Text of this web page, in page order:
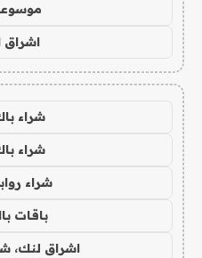
اشراق
شراء
شراء
شراء
باقات
اشراق لنك،